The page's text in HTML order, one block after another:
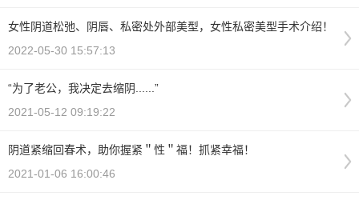
女性阴道松弛、阴唇、私密处外部美型，女性私密美型手术介绍！
2022-05-30 15:57:13
“为了老公，我决定去缩阴......”
2021-05-12 09:19:22
阴道紧缩回春术，助你握紧＂性＂福！抓紧幸福！
2021-01-06 16:00:46